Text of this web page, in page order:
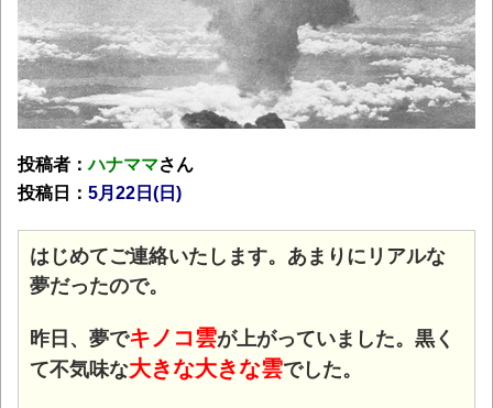
投稿者：ハナママさん
投稿日： 5月22 日(日)
はじめてご連絡いたします。あまりにリアルな
夢だったので。
昨日、夢でキノコ雲が上がっていました。黒く
て不気味な大きな大きな雲でした。